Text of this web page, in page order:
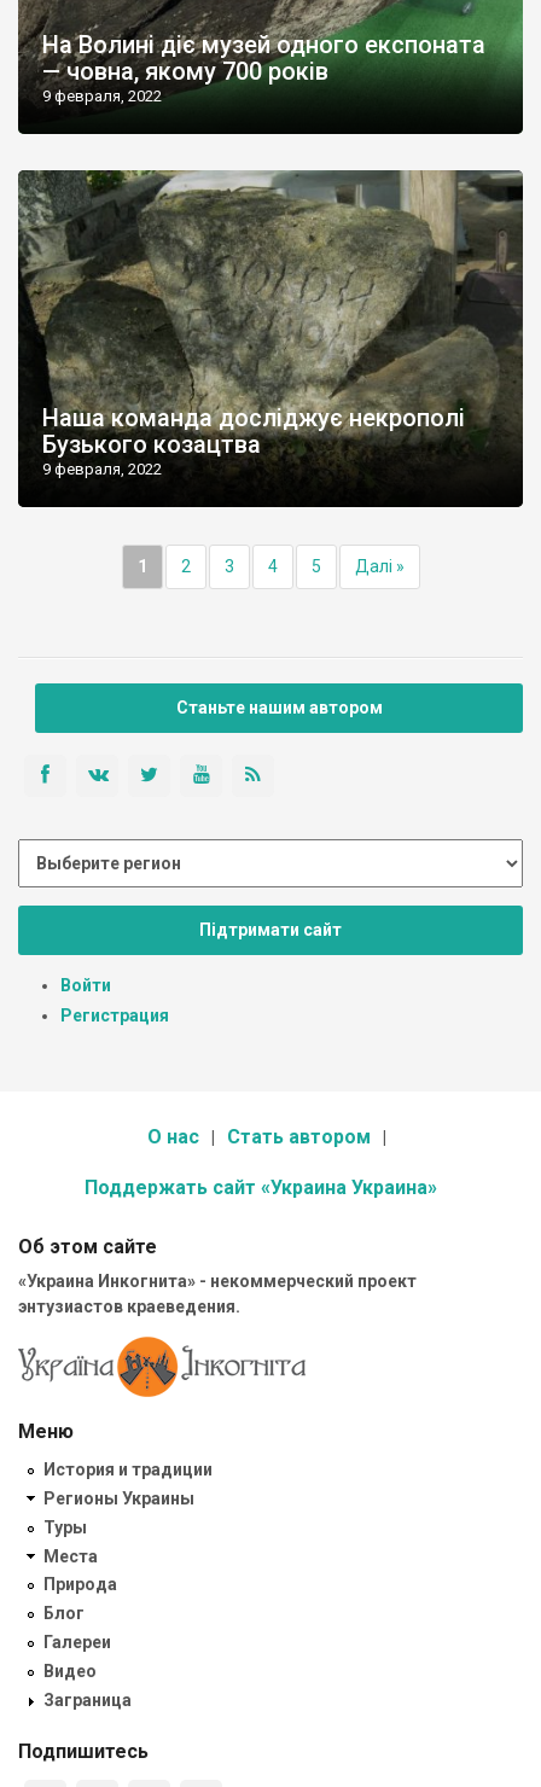
На Волині діє музей одного експоната
— човна, якому 700 років
9 февраля, 2022
Наша команда досліджує некрополі
Бузького козацтва
9 февраля, 2022
1 2 3 4 5 Далі »
Станьте нашим автором
Підтримати сайт
Войти
Регистрация
О нас Стать автором
Поддержать сайт «Украина Украина»
Об этом сайте
«Украина Инкогнита» - некоммерческий проект
энтузиастов краеведения.
Меню
История и традиции
Регионы Украины
Туры
Места
Природа
Блог
Галереи
Видео
Заграница
Подпишитесь